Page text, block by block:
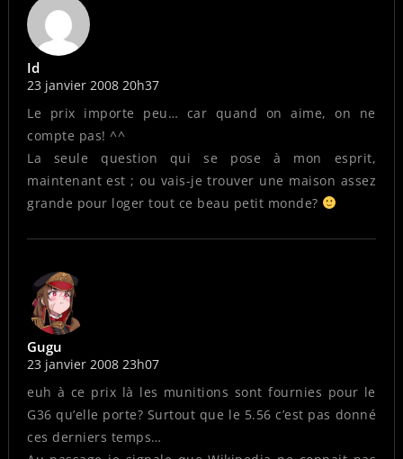
Id
23 janvier 2008 20h37
Le prix importe peu… car quand on aime, on ne
compte pas! ^^
La seule question qui se pose à mon esprit,
maintenant est ; ou vais-je trouver une maison assez
grande pour loger tout ce beau petit monde?
Gugu
23 janvier 2008 23h07
euh à ce prix là les munitions sont fournies pour le
G36 qu’elle porte? Surtout que le 5.56 c’est pas donné
ces derniers temps…